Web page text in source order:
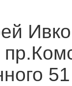
51